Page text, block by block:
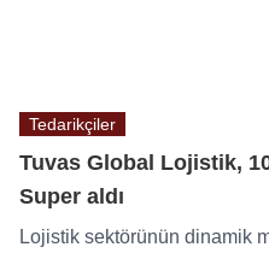
Tedarikçiler
Tuvas Global Lojistik,
Super aldı
Lojistik sektörünün dinamik